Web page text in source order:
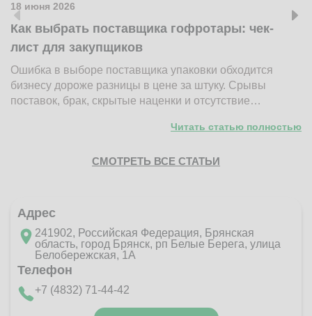
18 июня 2026
Как выбрать поставщика гофротары: чек-
лист для закупщиков
Ошибка в выборе поставщика упаковки обходится
бизнесу дороже разницы в цене за штуку. Срывы
поставок, брак, скрытые наценки и отсутствие…
Читать статью полностью
СМОТРЕТЬ ВСЕ СТАТЬИ
Адрес
241902, Российская Федерация, Брянская
область, город Брянск, рп Белые Берега, улица
Белобережская, 1А
Телефон
+7 (4832) 71-44-42